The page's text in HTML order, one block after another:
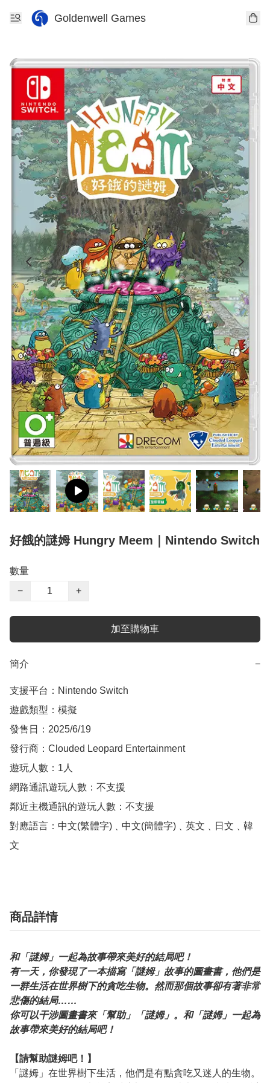
Goldenwell Games
好餓的謎姆 Hungry Meem｜Nintendo Switch
數量
−
+
加至購物車
簡介 −
支援平台：Nintendo Switch
遊戲類型：模擬
發售日：2025/6/19
發行商：Clouded Leopard Entertainment
遊玩人數：1人
網路通訊遊玩人數：不支援
鄰近主機通訊的遊玩人數：不支援
對應語言：中文(繁體字)﹑中文(簡體字)﹑英文﹑日文﹑韓
文
商品詳情
和「謎姆」一起為故事帶來美好的結局吧！
有一天，你發現了一本描寫「謎姆」故事的圖畫書，他們是
一群生活在世界樹下的貪吃生物。然而那個故事卻有著非常
悲傷的結局……
你可以干涉圖畫書來「幫助」「謎姆」。和「謎姆」一起為
故事帶來美好的結局吧！
【請幫助謎姆吧！】
「謎姆」在世界樹下生活，他們是有點貪吃又迷人的生物。